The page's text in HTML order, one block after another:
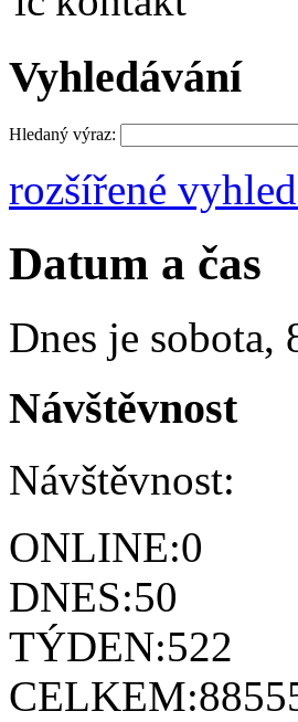
Vyhledávání
Hledaný výraz:
rozšířené
Datum a čas
Dnes je sobota,
Návštěvnost
Návštěvnost:
ONLINE:0
DNES:50
TÝDEN:522
CELKEM: